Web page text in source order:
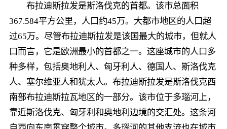
布拉迪斯拉发是斯洛伐克的首都。该市总面积
367.584平方公里，人口约45万。大都市地区的人口超
过65万。尽管布拉迪斯拉发是该国最大的城市，但就人
口而言，它是欧洲最小的首都之一。这座城市的人口多
种多样，包括奥地利人、匈牙利人、德国人、斯洛伐克
人、塞尔维亚人和犹太人。布拉迪斯拉发是斯洛伐克西
南部布拉迪斯拉瓦地区的一部分。该市位于多瑙河上，
靠近斯洛伐克、匈牙利和奥地利边境的交汇处。这条河